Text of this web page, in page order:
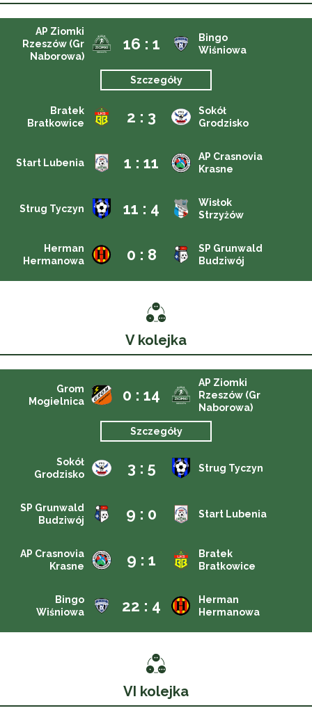
AP Ziomki
Rzeszów (Gr
Naborowa)
16 : 1
Bingo
Wiśniowa
Szczegóły
Bratek
Bratkowice
2 : 3
Sokół
Grodzisko
Start Lubenia 1 : 11
AP Crasnovia
Krasne
Strug Tyczyn 11 : 4
Wisłok
Strzyżów
Herman
Hermanowa
0 : 8
SP Grunwald
Budziwój
V kolejka
Grom
Mogielnica
0 : 14
AP Ziomki
Rzeszów (Gr
Naborowa)
Szczegóły
Sokół
Grodzisko
3 : 5 Strug Tyczyn
SP Grunwald
Budziwój
9 : 0 Start Lubenia
AP Crasnovia
Krasne
9 : 1
Bratek
Bratkowice
Bingo
Wiśniowa
22 : 4
Herman
Hermanowa
VI kolejka